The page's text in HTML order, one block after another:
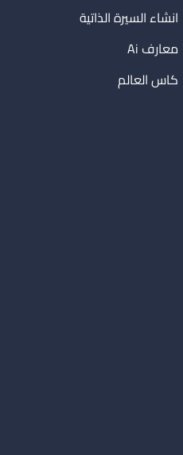
انشاء السيرة الذاتية
معارف Ai
كاس العالم